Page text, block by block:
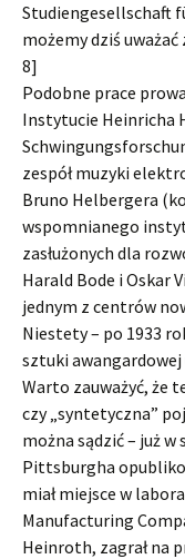
Studiengesellschaft
możemy dziś
8]
Podobne prace
Instytucie
zespół muzyki
Bruno Helbergera
wspomnianego
zasłużonych dla
Harald Bode i Oskar
jednym z centrów
Niestety – po 1933
sztuki awangardowej
Warto zauważyć, że
czy „syntetyczna”
można sądzić – już
Pittsburgha
miał miejsce w
Manufacturing
Heinroth, zagrał na